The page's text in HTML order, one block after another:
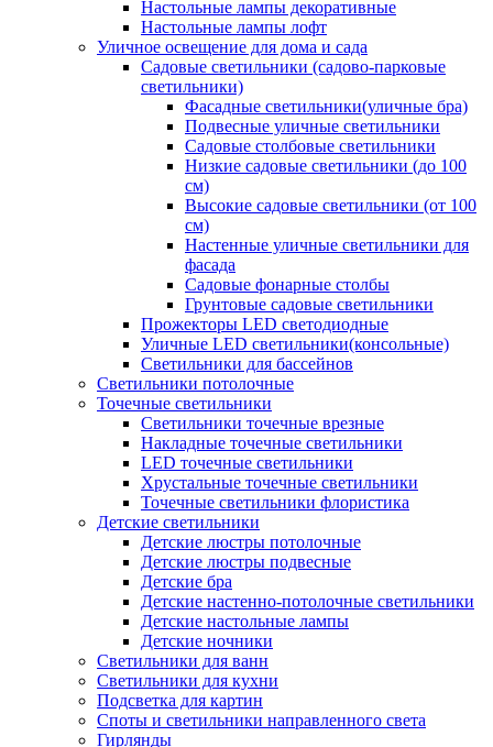
Настольные лампы декоративные
Настольные лампы лофт
Уличное освещение для дома и сада
Садовые светильники (садово-парковые
светильники)
Фасадные светильники(уличные бра)
Подвесные уличные светильники
Садовые столбовые светильники
Низкие садовые светильники (до 100
см)
Высокие садовые светильники (от 100
см)
Настенные уличные светильники для
фасада
Садовые фонарные столбы
Грунтовые садовые светильники
Прожекторы LED светодиодные
Уличные LED светильники(консольные)
Светильники для бассейнов
Светильники потолочные
Точечные светильники
Светильники точечные врезные
Накладные точечные светильники
LED точечные светильники
Хрустальные точечные светильники
Точечные светильники флористика
Детские светильники
Детские люстры потолочные
Детские люстры подвесные
Детские бра
Детские настенно-потолочные светильники
Детские настольные лампы
Детские ночники
Светильники для ванн
Светильники для кухни
Подсветка для картин
Споты и светильники направленного света
Гирлянды